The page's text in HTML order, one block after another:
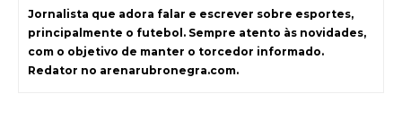
Jornalista que adora falar e escrever sobre esportes,
principalmente o futebol. Sempre atento às novidades,
com o objetivo de manter o torcedor informado.
Redator no arenarubronegra.com.